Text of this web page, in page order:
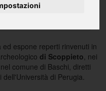
ed espone reperti rinvenuti in
di Scoppieto , nei
comune di Baschi, diretti
di Perugia.